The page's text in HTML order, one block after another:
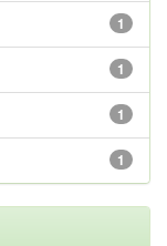
1
1
1
1